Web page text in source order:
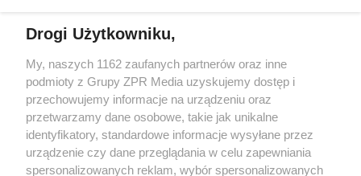
Żaden utwór zamieszczony w serwisie nie może być powielany i
rozpowszechniany lub dalej rozpowszechniany w jakikolwiek sposób (w
tym także elektroniczny lub mechaniczny) na jakimkolwiek polu
eksploatacji w jakiejkolwiek formie, włącznie z umieszczaniem w
Internecie bez pisemnej zgody właściciela praw. Jakiekolwiek użycie lub
wykorzystanie utworów w całości lub w części z naruszeniem prawa,
tzn. bez właściwej zgody, jest zabronione pod groźbą kary i może być
ścigane prawnie.
Drogi Użytkowniku,
My, naszych 1162 zaufanych partnerów oraz inne
podmioty z Grupy ZPR Media uzyskujemy dostęp i
przechowujemy informacje na urządzeniu oraz
przetwarzamy dane osobowe, takie jak unikalne
identyfikatory, standardowe informacje wysyłane przez
urządzenie czy dane przeglądania w celu zapewniania
spersonalizowanych reklam, wybór spersonalizowanych